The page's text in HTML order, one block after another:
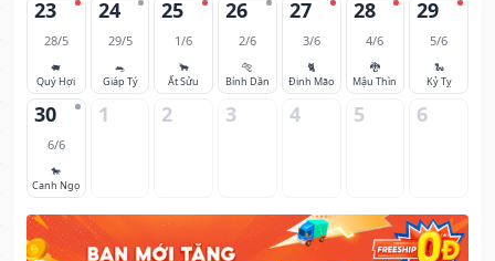
23
28/5
🐖
Quý Hợi
24
29/5
🐀
Giáp Tý
25
1/6
🐂
Ất Sửu
26
2/6
🐅
Bính Dần
27
3/6
🐈
Đinh Mão
28
4/6
🐉
Mậu Thìn
29
5/6
🐍
Kỷ Tỵ
30
6/6
🐎
Canh Ngọ
1 2 3 4 5 6